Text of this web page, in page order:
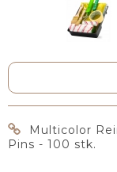
Multicolor
Pins - 100 stk.